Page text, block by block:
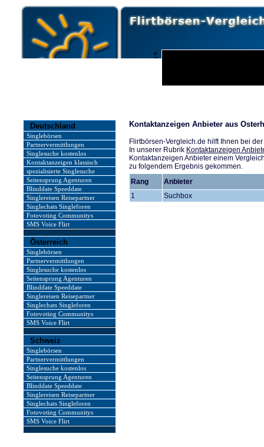
Deutschland
Singlebörsen
Partnervermittlungen
Singlesuche kostenlos
Kontaktanzeigen klassisch
spezialisierte Singlesuche
Seitensprung Agenturen
Blinddate Speeddate
Singlereisen Reisepartner
Singlechats Singleforen
Fotovoting Communitys
SMS Voice Flirt
Österreich
Singlebörsen
Partnervermittlungen
Singlesuche kostenlos
Seitensprung Agenturen
Blinddate Speeddate
Singlereisen Reisepartner
Singlechats Singleforen
Fotovoting Communitys
SMS Voice Flirt
Schweiz
Singlebörsen
Partnervermittlungen
Singlesuche kostenlos
Seitensprung Agenturen
Blinddate Speeddate
Singlereisen Reisepartner
Singlechats Singleforen
Fotovoting Communitys
SMS Voice Flirt
Kontaktanzeigen Anbieter aus
Flirtbörsen-Vergleich.de hilft Ihnen bei
In unserer Rubrik Kontaktanzeigen
Kontaktanzeigen Anbieter einem
zu folgendem Ergebnis gekommen.
Rang
Anbieter
1
Suchbox